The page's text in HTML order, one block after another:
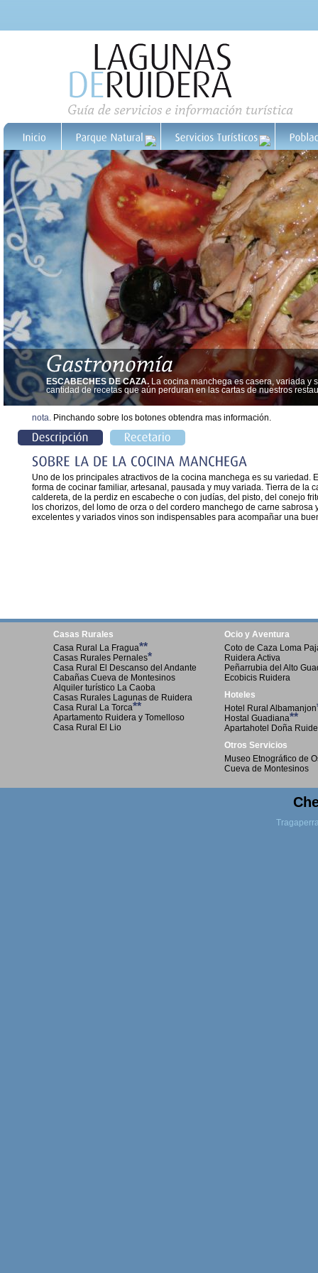
ESCABECHES DE CAZA. La cocina manchega es casera, variada y
cantidad de recetas que aún perduran en las cartas de nuestros
nota. Pinchando sobre los botones obtendra mas información.
Uno de los principales atractivos de la cocina manchega es su variedad.
forma de cocinar familiar, artesanal, pausada y muy variada. Tierra de la
caldereta, de la perdiz en escabeche o con judías, del pisto, del conejo
los chorizos, del lomo de orza o del cordero manchego de carne
excelentes y variados vinos son indispensables para acompañar una
Casas Rurales
Casa Rural La Fragua**
Casas Rurales Pernales*
Casa Rural El Descanso del Andante
Cabañas Cueva de Montesinos
Alquiler turístico La Caoba
Casas Rurales Lagunas de Ruidera
Casa Rural La Torca**
Apartamento Ruidera y Tomelloso
Casa Rural El Lio
Ocio y Aventura
Coto de Caza Loma
Ruidera Activa
Peñarrubia del Alto
Ecobicis Ruidera
Hoteles
Hotel Rural Albamanjon
Hostal Guadiana**
Apartahotel Doña
Otros Servicios
Museo Etnográfico de
Cueva de Montesinos